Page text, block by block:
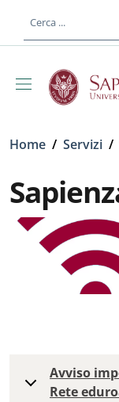
al contenuto
Briciole di pane
Home / Servizi /
Avviso
Rete